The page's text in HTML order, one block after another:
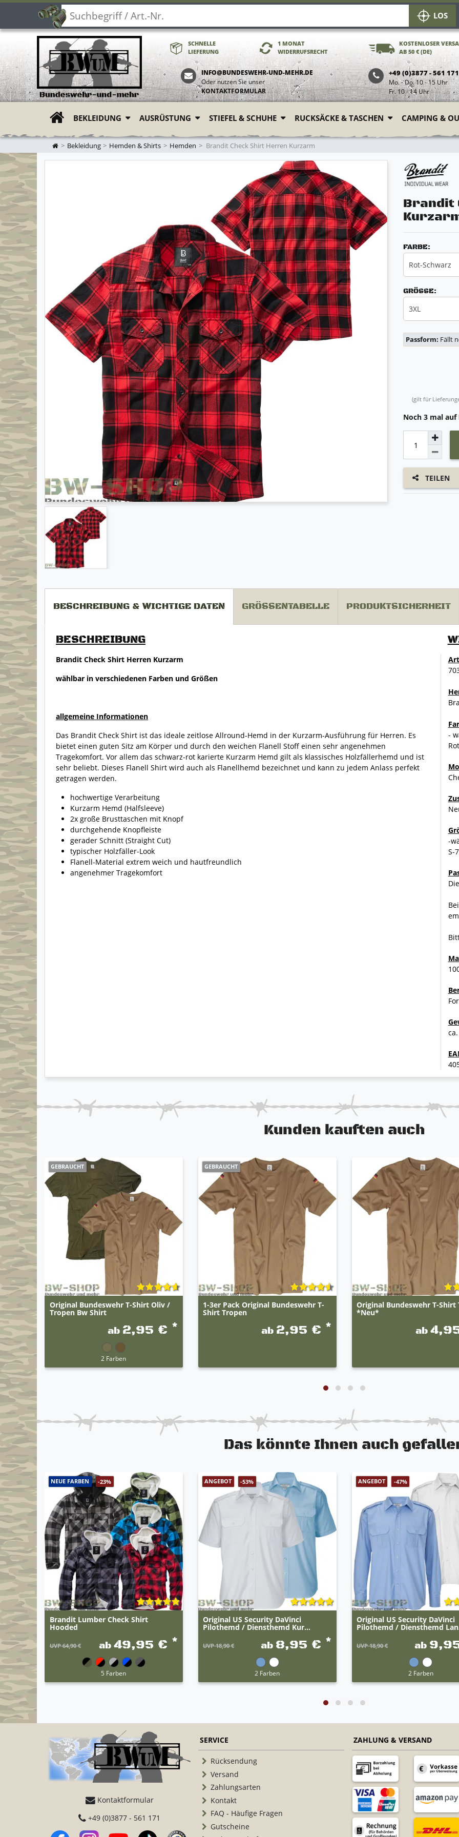
LOS
SCHNELLE
LIEFERUNG
1 MONAT
WIDERRUFSRECHT
KOSTENLOSER
AB 50 € (DE)
INFO@BUNDESWEHR-UND-MEHR.DE
Oder nutzen Sie unser
KONTAKTFORMULAR
+49 (0)3877 - 561 171
Mo. - Do. 10 - 15 Uhr
Fr. 10 - 14 Uhr
ZUR STARTSEITE
BEKLEIDUNG AUSRÜSTUNG STIEFEL & SCHUHE RUCKSÄCKE & TASCHEN CAMPING &
Bekleidung Hemden & Shirts Hemden Brandit Check Shirt Herren Kurzarm
Brandit
FARBE:
Rot-Schwarz
GRÖSSE:
3XL
Passform: Fällt
(gilt für
Noch 3 mal auf
TEILEN
BESCHREIBUNG & WICHTIGE DATEN GRÖSSENTABELLE PRODUKTSICHERHEIT
BESCHREIBUNG
Brandit Check Shirt Herren Kurzarm
wählbar in verschiedenen Farben und Größen
allgemeine Informationen
Das Brandit Check Shirt ist das ideale zeitlose Allround-Hemd in der Kurzarm-Ausführung für Herren. Es
bietet einen guten Sitz am Körper und durch den weichen Flanell Stoff einen sehr angenehmen
Tragekomfort. Vor allem das schwarz-rot karierte Kurzarm Hemd gilt als klassisches Holzfällerhemd und ist
sehr beliebt. Dieses Flanell Shirt wird auch als Flanellhemd bezeichnet und kann zu jedem Anlass perfekt
getragen werden.
hochwertige Verarbeitung
Kurzarm Hemd (Halfsleeve)
2x große Brusttaschen mit Knopf
durchgehende Knopfleiste
gerader Schnitt (Straight Cut)
typischer Holzfäller-Look
Flanell-Material extrem weich und hautfreundlich
angenehmer Tragekomfort
-
-
S-
Kunden kauften auch
GEBRAUCHT
Original Bundeswehr T-Shirt Oliv /
Tropen Bw Shirt
ab 2,95 € *
2 Farben
GEBRAUCHT
1-3er Pack Original Bundeswehr T-
Shirt Tropen
ab 2,95 € *
Original Bundeswehr T-Shirt
*Neu*
ab
Das könnte Ihnen auch
NEUE FARBEN -23%
Brandit Lumber Check Shirt
Hooded
UVP 64,90 € ab49,95 € *
5 Farben
ANGEBOT -53%
Original US Security DaVinci
Pilothemd / Diensthemd Kur...
UVP 18,90 € ab 8,95 € *
2 Farben
ANGEBOT -47%
Original US Security DaVinci
Pilothemd / Diensthemd
UVP 18,90 € ab
2 Farben
Kontaktformular
+49 (0)3877 - 561 171
SERVICE
Rücksendung
Versand
Zahlungsarten
Kontakt
FAQ - Häufige Fragen
Gutscheine
ZAHLUNG & VERSAND